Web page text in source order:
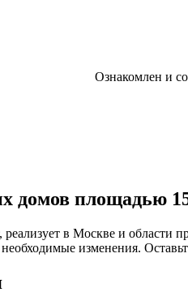
Ознакомлен и
домов площадью
реализует в Москве и области
изменения.